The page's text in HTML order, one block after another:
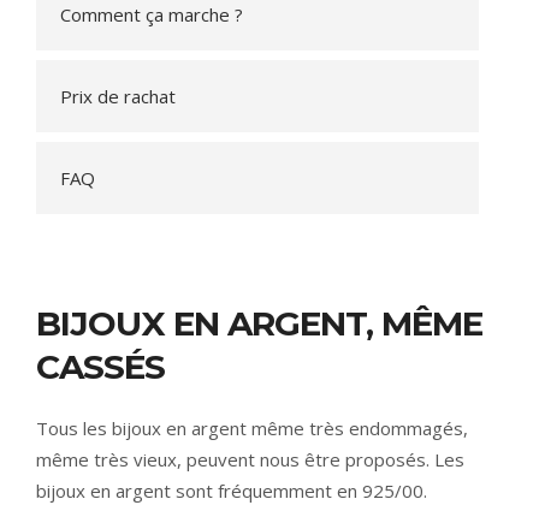
Comment ça marche ?
Prix de rachat
FAQ
BIJOUX EN ARGENT, MÊME
CASSÉS
Tous les bijoux en argent même très endommagés,
même très vieux, peuvent nous être proposés. Les
bijoux en argent sont fréquemment en 925/00.